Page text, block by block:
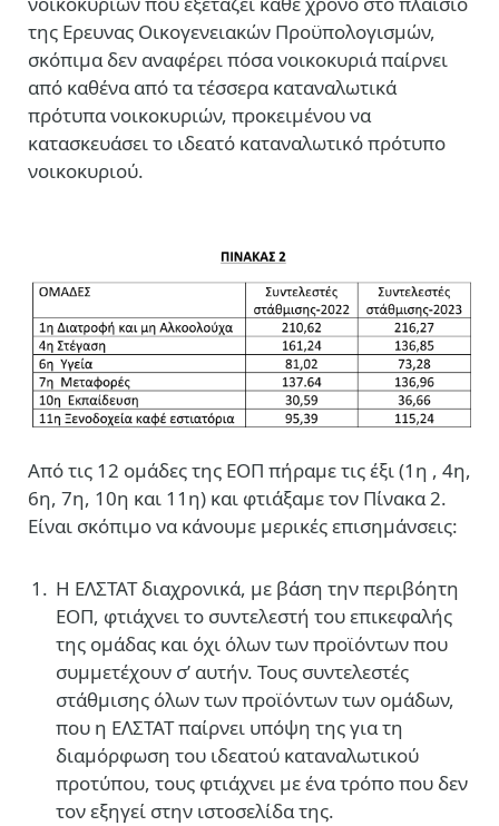
της Ερευνας Οικογενειακών Προϋπολογισμών,
σκόπιμα δεν αναφέρει πόσα νοικοκυριά παίρνει
από καθένα από τα τέσσερα καταναλωτικά
πρότυπα νοικοκυριών, προκειμένου να
κατασκευάσει το ιδεατό καταναλωτικό πρότυπο
νοικοκυριού.
Από τις 12 ομάδες της ΕΟΠ πήραμε τις έξι (1η , 4η,
6η, 7η, 10η και 11η) και φτιάξαμε τον Πίνακα 2.
Είναι σκόπιμο να κάνουμε μερικές επισημάνσεις:
Η ΕΛΣΤΑΤ διαχρονικά, με βάση την περιβόητη
ΕΟΠ, φτιάχνει το συντελεστή του επικεφαλής
της ομάδας και όχι όλων των προϊόντων που
συμμετέχουν σ’ αυτήν. Τους συντελεστές
στάθμισης όλων των προϊόντων των ομάδων,
που η ΕΛΣΤΑΤ παίρνει υπόψη της για τη
διαμόρφωση του ιδεατού καταναλωτικού
προτύπου, τους φτιάχνει με ένα τρόπο που δεν
τον εξηγεί στην ιστοσελίδα της.